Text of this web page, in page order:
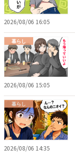
2026/08/06 16:05
暮らし
2026/08/06 15:05
暮らし
2026/08/06 14:35